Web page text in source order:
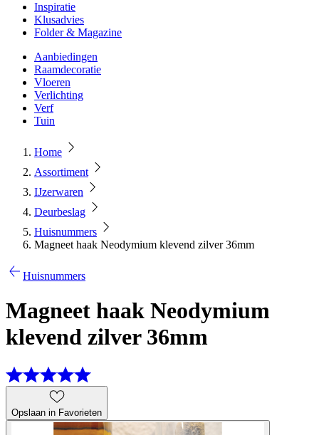
Inspiratie
Klusadvies
Folder & Magazine
Aanbiedingen
Raamdecoratie
Vloeren
Verlichting
Verf
Tuin
Home
Assortiment
IJzerwaren
Deurbeslag
Huisnummers
Magneet haak Neodymium klevend zilver 36mm
Huisnummers
Magneet haak Neodymium
klevend zilver 36mm
Opslaan in Favorieten